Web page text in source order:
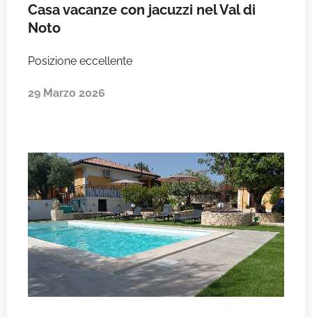
Casa vacanze con jacuzzi nel Val di
Noto
Posizione eccellente
29 Marzo 2026